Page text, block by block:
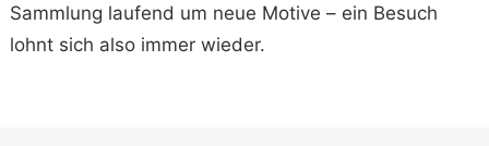
Sammlung laufend um neue Motive – ein Besuch
lohnt sich also immer wieder.